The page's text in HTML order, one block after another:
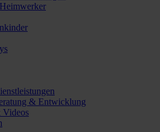
& Entwicklung
Videos